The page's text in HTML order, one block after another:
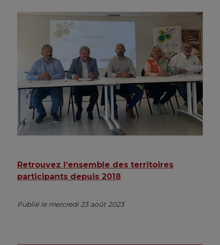
Retrouvez l’ensemble des territoires
participants depuis 2018
Publié le mercredi 23 août 2023